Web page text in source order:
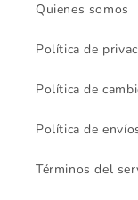
Quienes somos
Política de
Política de
Política de
Términos del